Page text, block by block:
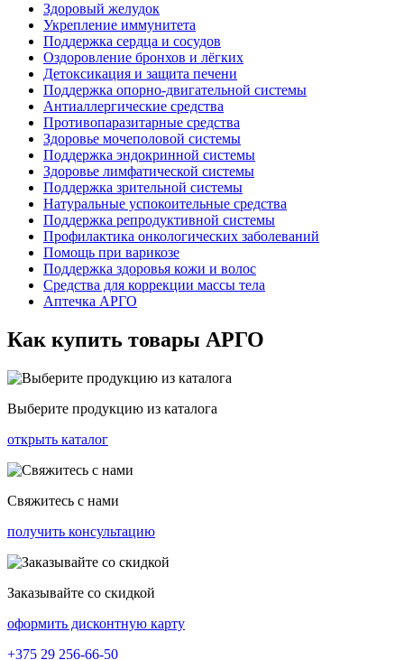
Здоровый желудок
Укрепление иммунитета
Поддержка сердца и сосудов
Оздоровление бронхов и лёгких
Детоксикация и защита печени
Поддержка опорно-двигательной системы
Антиаллергические средства
Противопаразитарные средства
Здоровье мочеполовой системы
Поддержка эндокринной системы
Здоровье лимфатической системы
Поддержка зрительной системы
Натуральные успокоительные средства
Поддержка репродуктивной системы
Профилактика онкологических заболеваний
Помощь при варикозе
Поддержка здоровья кожи и волос
Средства для коррекции массы тела
Аптечка АРГО
Как купить товары АРГО
Выберите продукцию из каталога
открыть каталог
Свяжитесь с нами
получить консультацию
Заказывайте со скидкой
оформить дисконтную карту
+375 29 256-66-50